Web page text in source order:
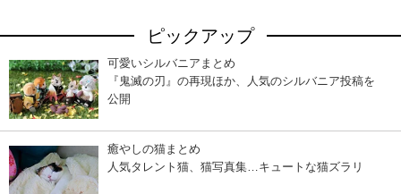
ピックアップ
可愛いシルバニアまとめ
『鬼滅の刃』の再現ほか、人気のシルバニア投稿を
公開
癒やしの猫まとめ
人気タレント猫、猫写真集…キュートな猫ズラリ